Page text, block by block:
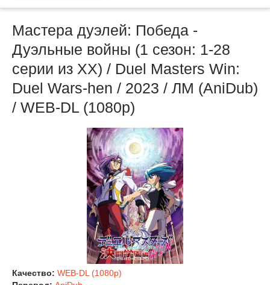
Мастера дуэлей: Победа -
Дуэльные войны (1 сезон: 1-28
серии из ХХ) / Duel Masters Win:
Duel Wars-hen / 2023 / ЛМ (AniDub)
/ WEB-DL (1080p)
Качество: WEB-DL (1080p)